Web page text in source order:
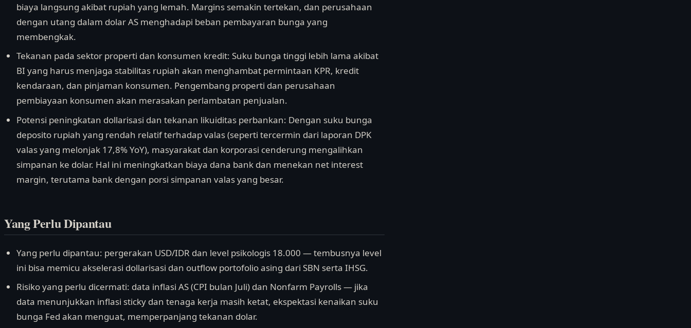
biaya langsung akibat rupiah yang lemah. Margins semakin tertekan, dan perusahaan
dengan utang dalam dolar AS menghadapi beban pembayaran bunga yang
membengkak.
Tekanan pada sektor properti dan konsumen kredit: Suku bunga tinggi lebih lama akibat
BI yang harus menjaga stabilitas rupiah akan menghambat permintaan KPR, kredit
kendaraan, dan pinjaman konsumen. Pengembang properti dan perusahaan
pembiayaan konsumen akan merasakan perlambatan penjualan.
Potensi peningkatan dollarisasi dan tekanan likuiditas perbankan: Dengan suku bunga
deposito rupiah yang rendah relatif terhadap valas (seperti tercermin dari laporan DPK
valas yang melonjak 17,8% YoY), masyarakat dan korporasi cenderung mengalihkan
simpanan ke dolar. Hal ini meningkatkan biaya dana bank dan menekan net interest
margin, terutama bank dengan porsi simpanan valas yang besar.
Yang Perlu Dipantau
Yang perlu dipantau: pergerakan USD/IDR dan level psikologis 18.000 — tembusnya level
ini bisa memicu akselerasi dollarisasi dan outflow portofolio asing dari SBN serta IHSG.
Risiko yang perlu dicermati: data inflasi AS (CPI bulan Juli) dan Nonfarm Payrolls — jika
data menunjukkan inflasi sticky dan tenaga kerja masih ketat, ekspektasi kenaikan suku
bunga Fed akan menguat, memperpanjang tekanan dolar.